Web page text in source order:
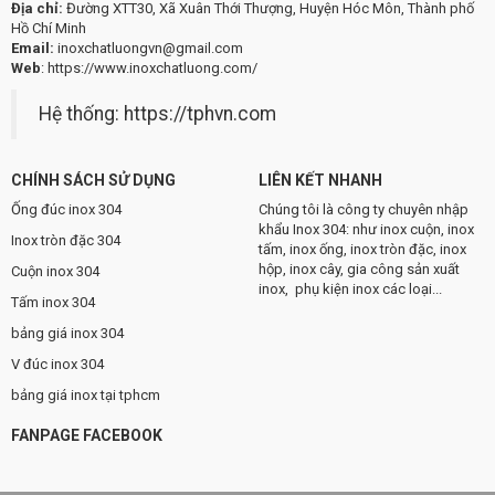
Địa chỉ: Đường XTT30, Xã Xuân Thới Thượng, Huyện Hóc Môn, Thành phố
Hồ Chí Minh
Email: inoxchatluongvn@gmail.com
Web: https://www.inoxchatluong.com/
Hệ thống: https://tphvn.com
CHÍNH SÁCH SỬ DỤNG
Ống đúc inox 304
Inox tròn đặc 304
Cuộn inox 304
Tấm inox 304
bảng giá inox 304
V đúc inox 304
bảng giá inox tại tphcm
LIÊN KẾT NHANH
Chúng tôi là công ty chuyên nhập
khẩu Inox 304: như inox cuộn, inox
tấm, inox ống, inox tròn đặc, inox
hộp, inox cây, gia công sản xuất
inox, phụ kiện inox các loại...
FANPAGE FACEBOOK